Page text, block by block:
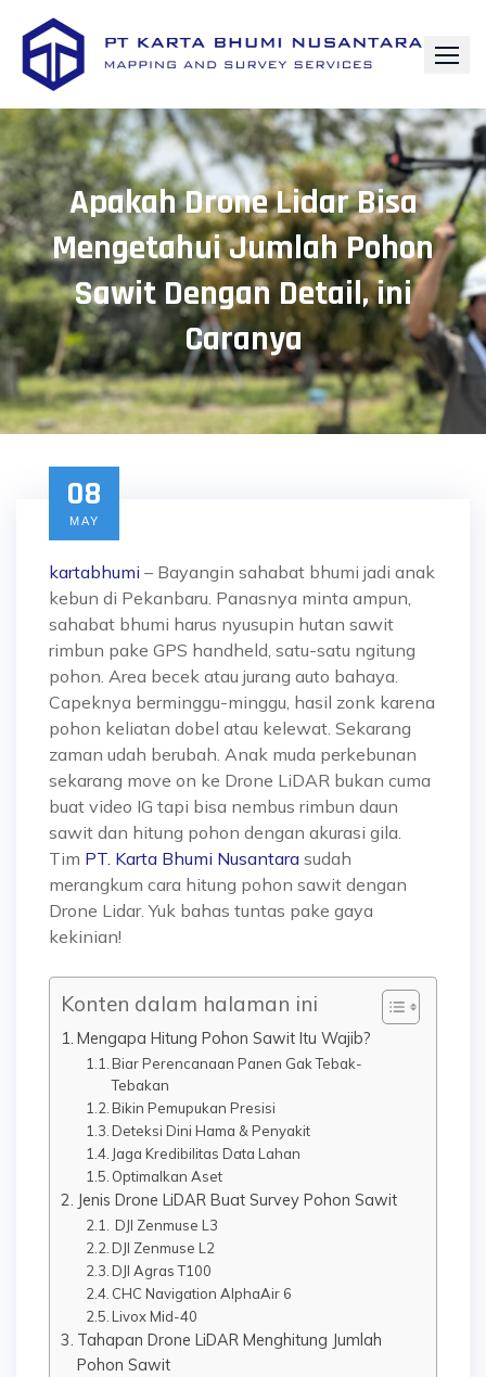
Apakah Drone Lidar Bisa
Mengetahui Jumlah Pohon
Sawit Dengan Detail, ini
Caranya
08
MAY
kartabhumi – Bayangin sahabat bhumi jadi anak
kebun di Pekanbaru. Panasnya minta ampun,
sahabat bhumi harus nyusupin hutan sawit
rimbun pake GPS handheld, satu-satu ngitung
pohon. Area becek atau jurang auto bahaya.
Capeknya berminggu-minggu, hasil zonk karena
pohon keliatan dobel atau kelewat. Sekarang
zaman udah berubah. Anak muda perkebunan
sekarang move on ke Drone LiDAR bukan cuma
buat video IG tapi bisa nembus rimbun daun
sawit dan hitung pohon dengan akurasi gila.
Tim PT. Karta Bhumi Nusantara sudah
merangkum cara hitung pohon sawit dengan
Drone Lidar. Yuk bahas tuntas pake gaya
kekinian!
Konten dalam halaman ini
Mengapa Hitung Pohon Sawit Itu Wajib?
Biar Perencanaan Panen Gak Tebak-
Tebakan
Bikin Pemupukan Presisi
Deteksi Dini Hama & Penyakit
Jaga Kredibilitas Data Lahan
Optimalkan Aset
Jenis Drone LiDAR Buat Survey Pohon Sawit
DJI Zenmuse L3
DJI Zenmuse L2
DJI Agras T100
CHC Navigation AlphaAir 6
Livox Mid-40
Tahapan Drone LiDAR Menghitung Jumlah
Pohon Sawit